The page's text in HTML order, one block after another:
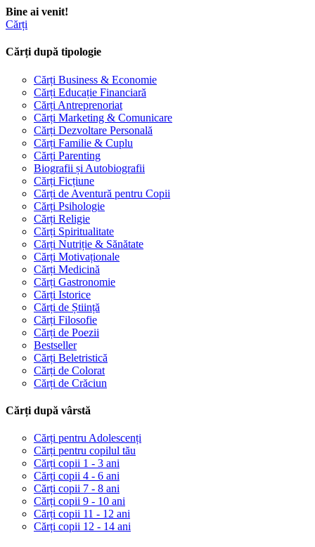
Bine ai venit!
Cărți
Cărți după tipologie
Cărți Business & Economie
Cărți Educație Financiară
Cărți Antreprenoriat
Cărți Marketing & Comunicare
Cărți Dezvoltare Personală
Cărți Familie & Cuplu
Cărți Parenting
Biografii și Autobiografii
Cărți Ficțiune
Cărți de Aventură pentru Copii
Cărți Psihologie
Cărți Religie
Cărți Spiritualitate
Cărți Nutriție & Sănătate
Cărți Motivaționale
Cărți Medicină
Cărți Gastronomie
Cărți Istorice
Cărți de Știință
Cărți Filosofie
Cărți de Poezii
Bestseller
Cărți Beletristică
Cărți de Colorat
Cărți de Crăciun
Cărți după vârstă
Cărți pentru Adolescenți
Cărți pentru copilul tău
Cărți copii 1 - 3 ani
Cărți copii 4 - 6 ani
Cărți copii 7 - 8 ani
Cărți copii 9 - 10 ani
Cărți copii 11 - 12 ani
Cărți copii 12 - 14 ani